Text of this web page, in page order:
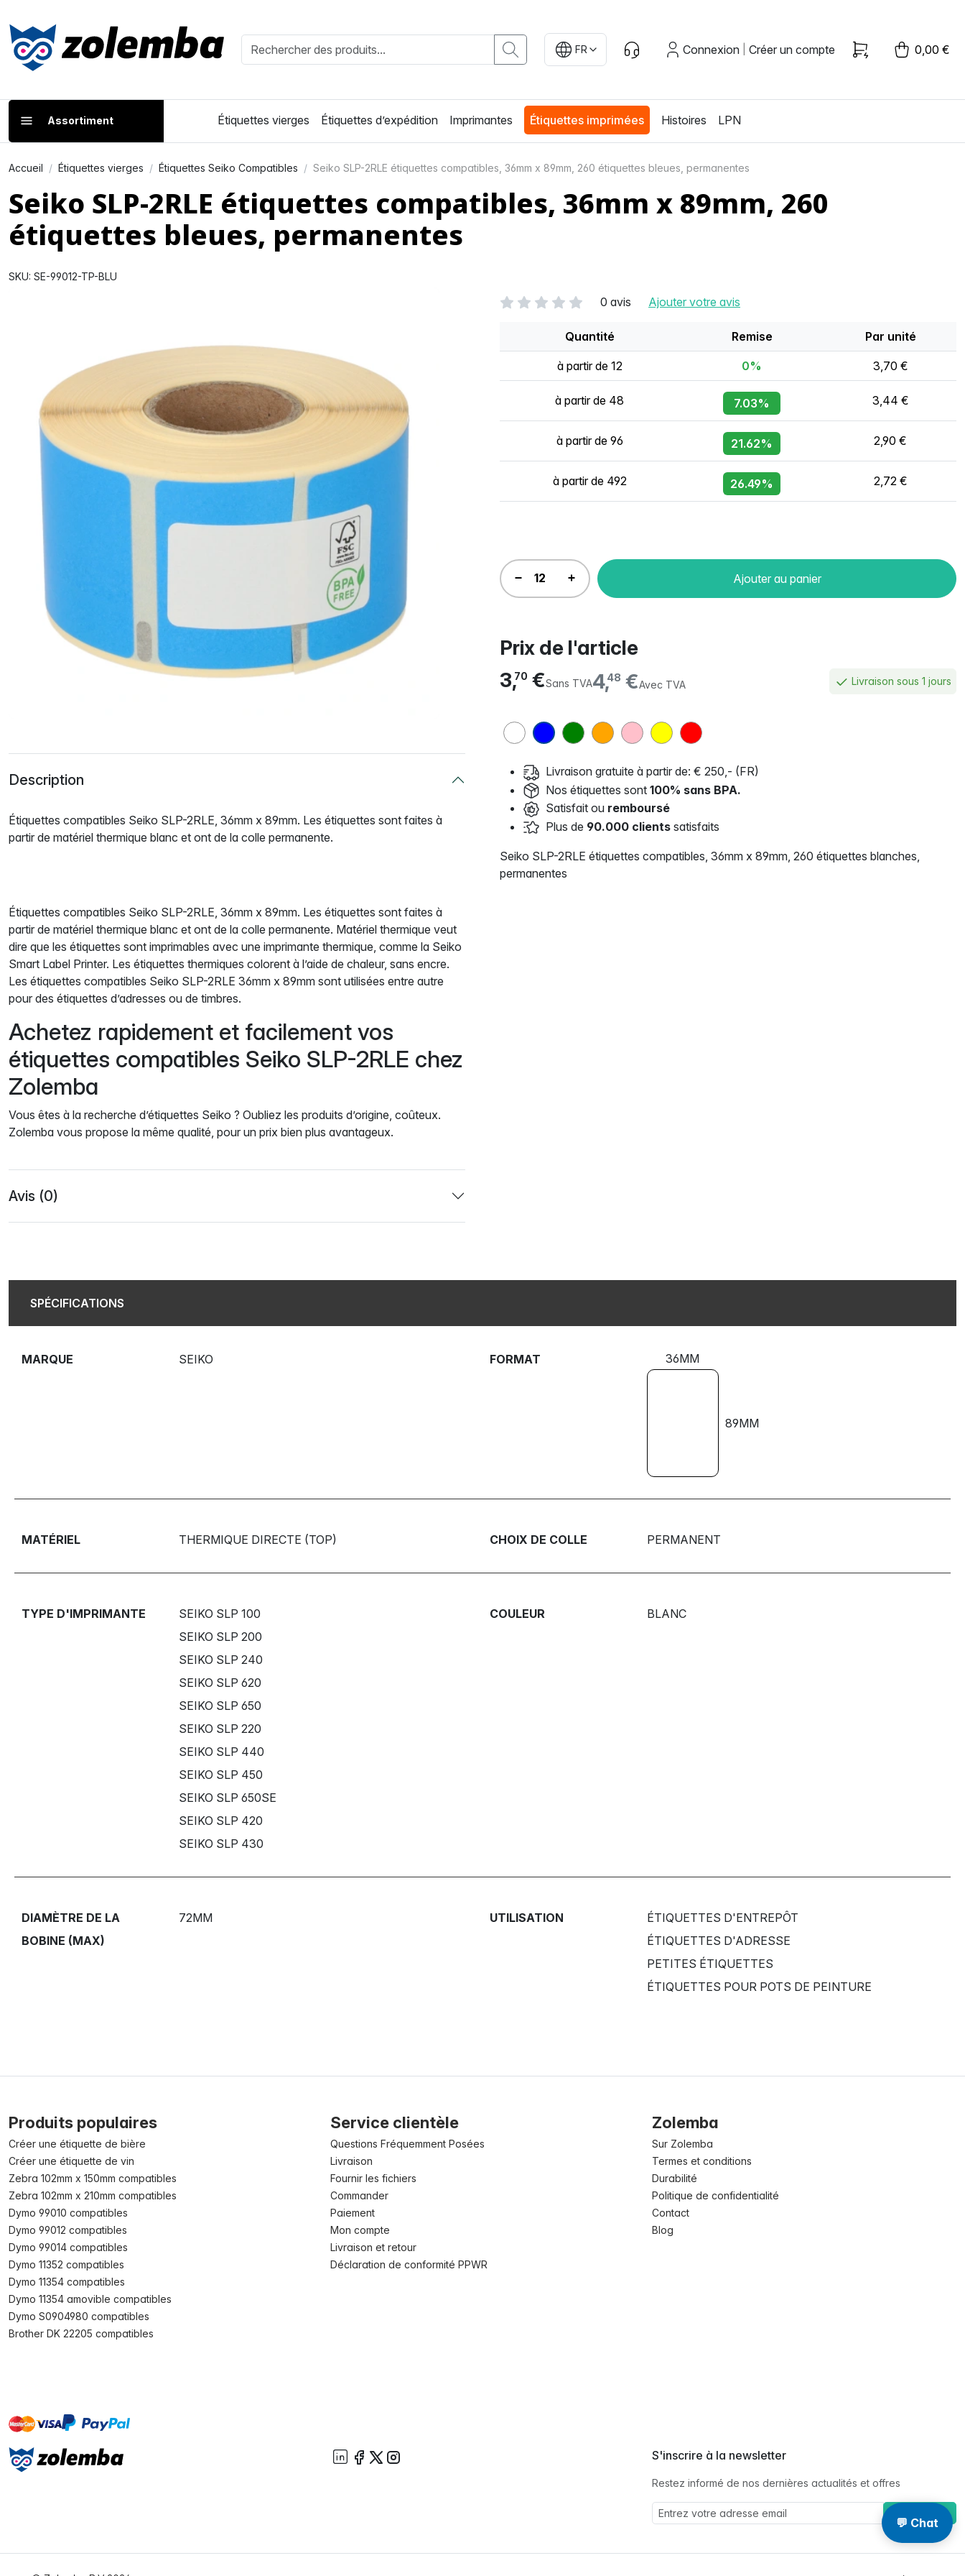
FR Connexion Créer un compte 0,00 €
Assortiment Étiquettes vierges Étiquettes d’expédition Imprimantes Étiquettes imprimées Histoires LPN
Accueil Étiquettes vierges Étiquettes Seiko Compatibles Seiko SLP-2RLE étiquettes compatibles, 36mm x 89mm, 260 étiquettes bleues, permanentes
Seiko SLP-2RLE étiquettes compatibles, 36mm x 89mm, 260
étiquettes bleues, permanentes
SKU: SE-99012-TP-BLU
0 avis Ajouter votre avis
Quantité Remise Par unité
à partir de 12 0% 3,70 €
à partir de 48 7.03% 3,44 €
à partir de 96 21.62% 2,90 €
à partir de 492 26.49% 2,72 €
Ajouter au panier
Prix de l'article
4,48 €Avec TVA
3,70 €Sans TVA Livraison sous 1 jours
Livraison gratuite à partir de: € 250,- (FR)
Nos étiquettes sont 100% sans BPA.
Satisfait ou remboursé
Plus de 90.000 clients satisfaits
Seiko SLP-2RLE étiquettes compatibles, 36mm x 89mm, 260 étiquettes blanches,
permanentes
Description
Étiquettes compatibles Seiko SLP-2RLE, 36mm x 89mm. Les étiquettes sont faites à
partir de matériel thermique blanc et ont de la colle permanente.
Étiquettes compatibles Seiko SLP-2RLE, 36mm x 89mm. Les étiquettes sont faites à
partir de matériel thermique blanc et ont de la colle permanente. Matériel thermique veut
dire que les étiquettes sont imprimables avec une imprimante thermique, comme la Seiko
Smart Label Printer. Les étiquettes thermiques colorent à l’aide de chaleur, sans encre.
Les étiquettes compatibles Seiko SLP-2RLE 36mm x 89mm sont utilisées entre autre
pour des étiquettes d’adresses ou de timbres.
Achetez rapidement et facilement vos
étiquettes compatibles Seiko SLP-2RLE chez
Zolemba
Vous êtes à la recherche d’étiquettes Seiko ? Oubliez les produits d’origine, coûteux.
Zolemba vous propose la même qualité, pour un prix bien plus avantageux.
Avis (0)
SPÉCIFICATIONS
MARQUE SEIKO FORMAT 36MM
89MM
MATÉRIEL THERMIQUE DIRECTE (TOP) CHOIX DE COLLE PERMANENT
TYPE D'IMPRIMANTE
SEIKO SLP 100
SEIKO SLP 200
SEIKO SLP 240
SEIKO SLP 620
SEIKO SLP 650
SEIKO SLP 220
SEIKO SLP 440
SEIKO SLP 450
SEIKO SLP 650SE
SEIKO SLP 420
SEIKO SLP 430
COULEUR BLANC
DIAMÈTRE DE LA
BOBINE (MAX)
72MM UTILISATION
ÉTIQUETTES D'ENTREPÔT
ÉTIQUETTES D'ADRESSE
PETITES ÉTIQUETTES
ÉTIQUETTES POUR POTS DE PEINTURE
Produits populaires
Créer une étiquette de bière
Créer une étiquette de vin
Zebra 102mm x 150mm compatibles
Zebra 102mm x 210mm compatibles
Dymo 99010 compatibles
Dymo 99012 compatibles
Dymo 99014 compatibles
Dymo 11352 compatibles
Dymo 11354 compatibles
Dymo 11354 amovible compatibles
Dymo S0904980 compatibles
Brother DK 22205 compatibles
Service clientèle
Questions Fréquemment Posées
Livraison
Fournir les fichiers
Commander
Paiement
Mon compte
Livraison et retour
Déclaration de conformité PPWR
Zolemba
Sur Zolemba
Termes et conditions
Durabilité
Politique de confidentialité
Contact
Blog
mastervisa paypal
S'inscrire à la newsletter
Restez informé de nos dernières actualités et offres
S'abonner à
💬 Chat